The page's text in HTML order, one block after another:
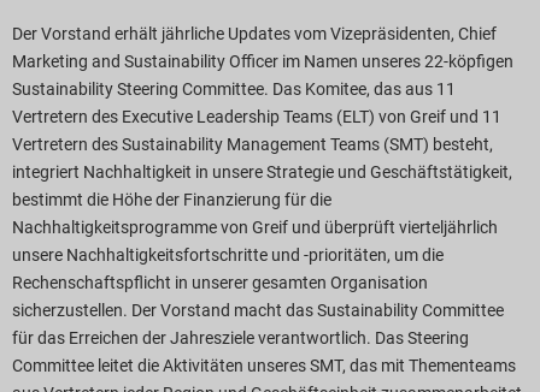
Der Vorstand erhält jährliche Updates vom Vizepräsidenten, Chief
Marketing and Sustainability Officer im Namen unseres 22-köpfigen
Sustainability Steering Committee. Das Komitee, das aus 11
Vertretern des Executive Leadership Teams (ELT) von Greif und 11
Vertretern des Sustainability Management Teams (SMT) besteht,
integriert Nachhaltigkeit in unsere Strategie und Geschäftstätigkeit,
bestimmt die Höhe der Finanzierung für die
Nachhaltigkeitsprogramme von Greif und überprüft vierteljährlich
unsere Nachhaltigkeitsfortschritte und -prioritäten, um die
Rechenschaftspflicht in unserer gesamten Organisation
sicherzustellen. Der Vorstand macht das Sustainability Committee
für das Erreichen der Jahresziele verantwortlich. Das Steering
Committee leitet die Aktivitäten unseres SMT, das mit Thementeams